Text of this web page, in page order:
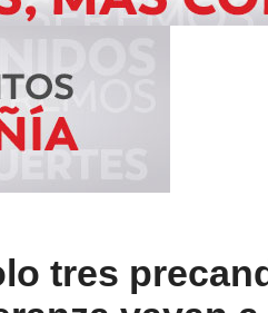
tres